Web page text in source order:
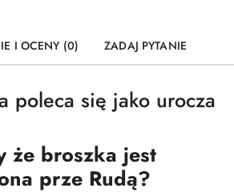
I OCENY (0) ZADAJ PYTANIE
poleca się jako urocza
że broszka jest
prze Rudą?